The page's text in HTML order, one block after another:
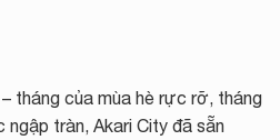
tháng của mùa hè rực rỡ, tháng
ngập tràn, Akari City đã sẵn